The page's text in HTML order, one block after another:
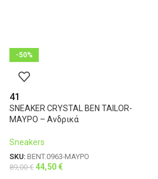
-50%
41
SNEAKER CRYSTAL BEN TAILOR-
ΜΑΥΡΟ – Ανδρικά
Sneakers
SKU: BENT.0963-ΜΑΥΡΟ
89,00€ 44,50€